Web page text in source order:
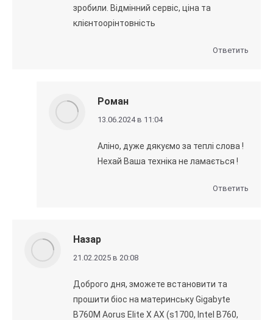
зробили. Відмінний сервіс, ціна та
клієнтоорінтовність
Ответить
Роман
говорит:
13.06.2024 в 11:04
Аліно, дуже дякуємо за теплі слова !
Нехай Ваша техніка не ламається !
Ответить
Назар
говорит:
21.02.2025 в 20:08
Доброго дня, зможете встановити та
прошити біос на материнську Gigabyte
B760M Aorus Elite X AX (s1700, Intel B760,